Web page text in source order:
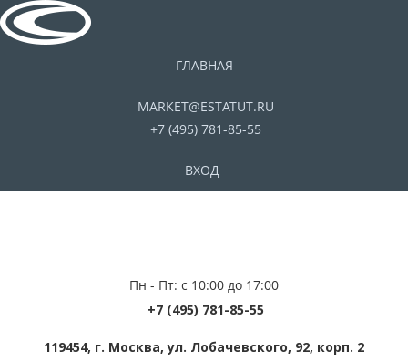
ГЛАВНАЯ
MARKET@ESTATUT.RU
+7 (495) 781-85-55
ВХОД
Пн - Пт: с 10:00 до 17:00
+7 (495) 781-85-55
119454, г. Москва, ул. Лобачевского, 92, корп. 2